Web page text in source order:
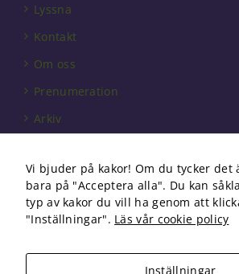
Lyssna
Kontakt
Om oss
Prenumeration
Arkiv
Förbundet
Om cookies
Vi bjuder på kakor! Om du tycker det
bara på "Acceptera alla". Du kan
typ av kakor du vill ha genom att
"Inställningar". Läs vår cookie policy
Inställningar
och
hur